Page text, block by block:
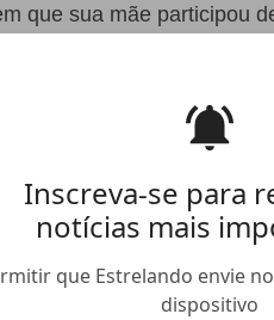
Inscreva-se para
notícias mais
que Estrelando envie
dispositivo
que sua mãe participou
ANUNCIE NO